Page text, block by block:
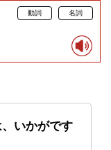
名詞
動詞
いかがです